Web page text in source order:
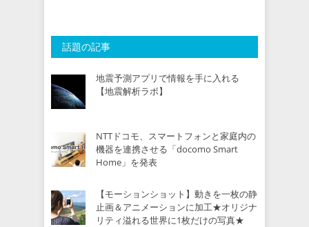
話題の記事
地震予測アプリで情報を手に入れる
【地震解析ラボ】
NTTドコモ、スマートフォンと家庭内の
機器を連携させる「docomo Smart
Home」を発表
【モーションショット】動きを一枚の静
止画＆アニメーションに加工★オリジナ
リティ溢れる世界に1枚だけの写真★